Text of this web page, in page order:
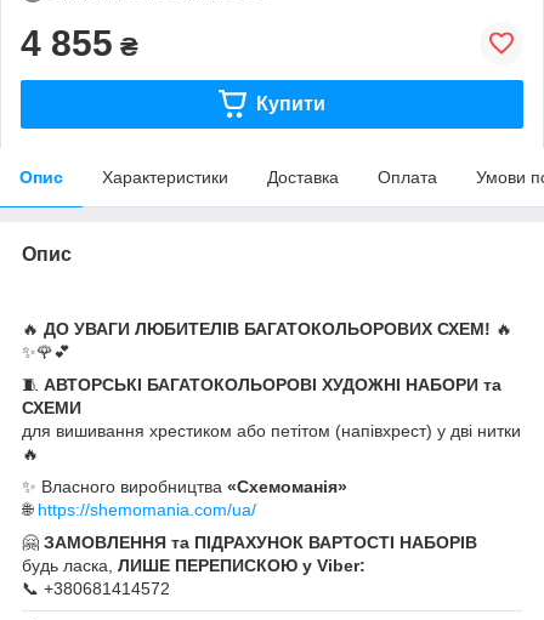
4 855 ₴
Купити
Опис Характеристики Доставка Оплата Умови
Опис
🔥 ДО УВАГИ ЛЮБИТЕЛІВ БАГАТОКОЛЬОРОВИХ СХЕМ! 🔥
✨🌹💕
🧵 АВТОРСЬКІ БАГАТОКОЛЬОРОВІ ХУДОЖНІ НАБОРИ та
СХЕМИ
для вишивання хрестиком або петітом (напівхрест) у дві нитки
🔥
✨ Власного виробництва «Схемоманія»
🌐 https://shemomania.com/ua/
🤗 ЗАМОВЛЕННЯ та ПІДРАХУНОК ВАРТОСТІ НАБОРІВ
будь ласка, ЛИШЕ ПЕРЕПИСКОЮ у Viber:
📞 +380681414572